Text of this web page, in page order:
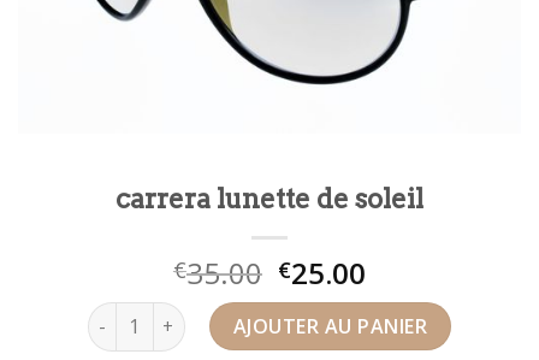
carrera lunette de soleil
€35.00 €25.00
quantité de carrera lunette de soleil
AJOUTER AU PANIER